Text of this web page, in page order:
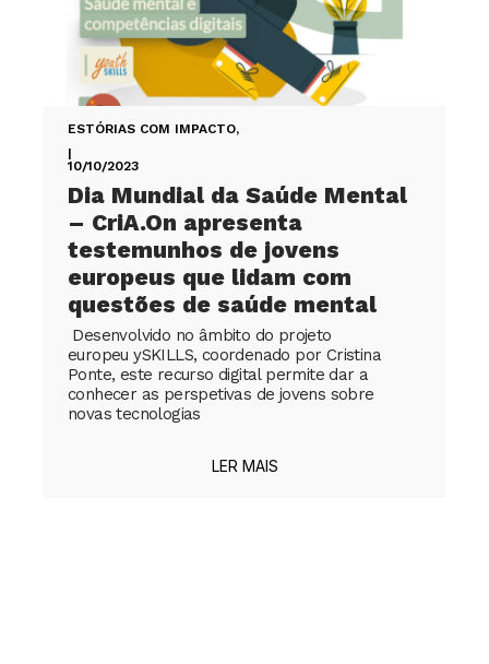
ESTÓRIAS COM IMPACTO,
|
10/10/2023
Dia Mundial da Saúde Mental
– CriA.On apresenta
testemunhos de jovens
europeus que lidam com
questões de saúde mental
Desenvolvido no âmbito do projeto
europeu ySKILLS, coordenado por Cristina
Ponte, este recurso digital permite dar a
conhecer as perspetivas de jovens sobre
novas tecnologias
LER MAIS